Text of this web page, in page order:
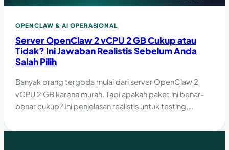
OPENCLAW & AI OPERASIONAL
Server OpenClaw 2 vCPU 2 GB Cukup atau
Tidak? Ini Jawaban Realistis Sebelum Anda
Salah Pilih
Banyak orang tergoda mulai dari server OpenClaw 2
vCPU 2 GB karena murah. Tapi apakah paket ini benar-
benar cukup? Ini penjelasan realistis untuk testing,